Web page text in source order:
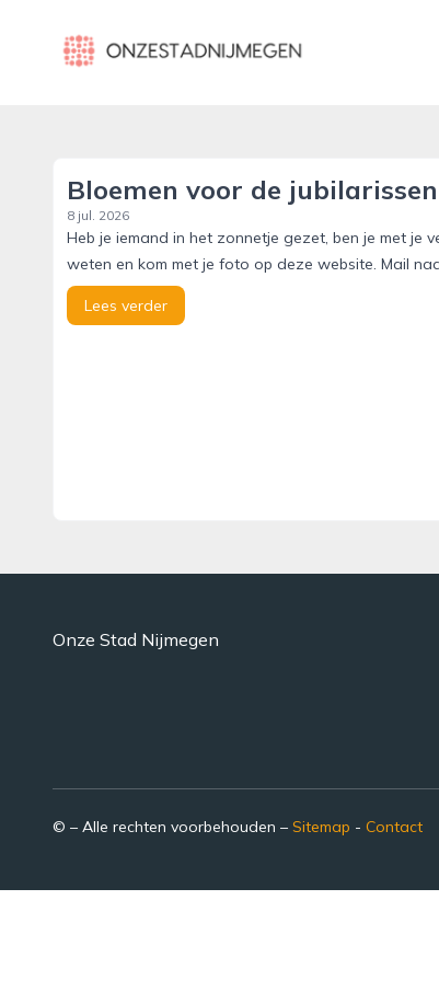
onzestadnijmegen.nl
Bloemen voor de jubilarissen
8 jul. 2026
Heb je iemand in het zonnetje gezet, ben je met je
weten en kom met je foto op deze website. Mail
Lees verder
Onze Stad Nijmegen
© – Alle rechten voorbehouden – Sitemap - Contact